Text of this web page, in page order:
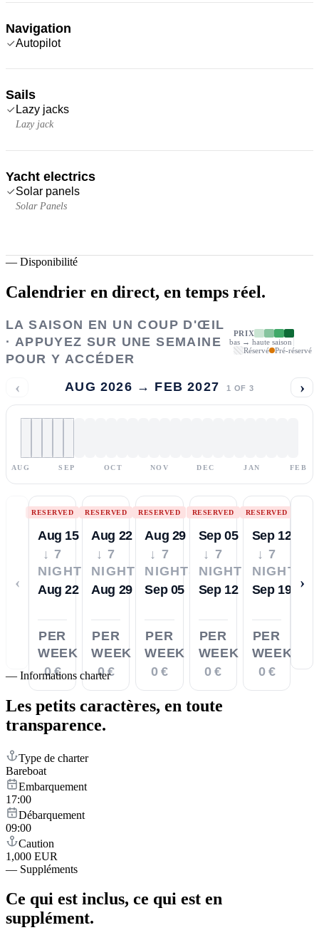
Navigation
Autopilot
Sails
Lazy jacks
Lazy jack
Yacht electrics
Solar panels
Solar Panels
— Disponibilité
Calendrier en direct, en temps réel.
LA SAISON EN UN COUP D'ŒIL
· APPUYEZ SUR UNE SEMAINE
POUR Y ACCÉDER
PRIX
bas → haute saison
Réservé
Pré-réservé
‹ AUG 2026 → FEB 2027 1 OF 3 ›
AUG SEP OCT NOV DEC JAN FEB
‹
RESERVED
Aug 15
↓ 7
NIGHTS
Aug 22
PER
WEEK
0 €
RESERVED
Aug 22
↓ 7
NIGHTS
Aug 29
PER
WEEK
0 €
RESERVED
Aug 29
↓ 7
NIGHTS
Sep 05
PER
WEEK
0 €
RESERVED
Sep 05
↓ 7
NIGHTS
Sep 12
PER
WEEK
0 €
RESERVED
Sep 12
↓ 7
NIGHTS
Sep 19
PER
WEEK
0 €
›
— Informations charter
Les petits caractères, en toute
transparence.
Type de charter
Bareboat
Embarquement
17:00
Débarquement
09:00
Caution
1,000 EUR
— Suppléments
Ce qui est inclus, ce qui est en
supplément.